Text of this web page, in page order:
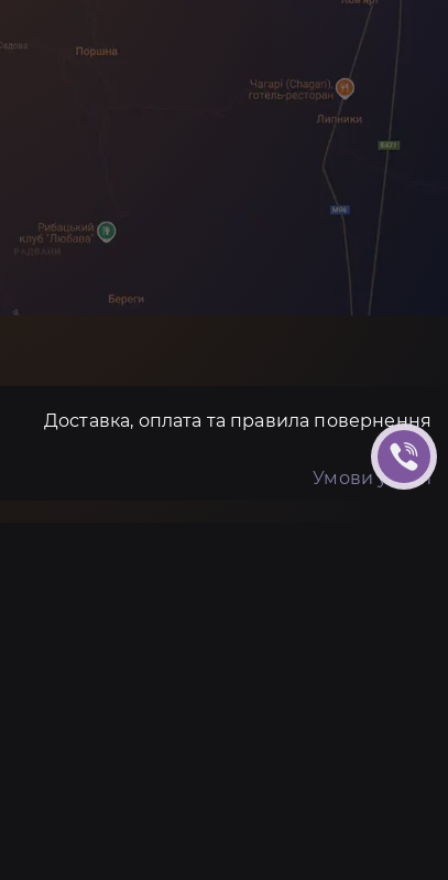
Доставка, оплата та правила повернення
Умови угоди